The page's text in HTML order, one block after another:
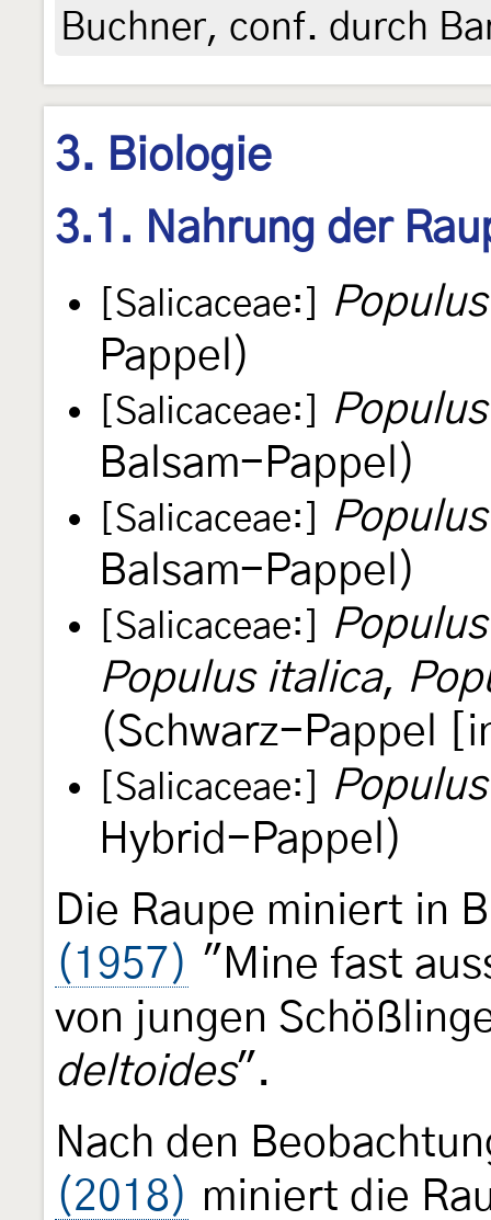
Buchner, conf. durch
3. Biologie
3.1. Nahrung der
[Salicaceae:]
Pappel)
[Salicaceae:]
Balsam-Pappel)
[Salicaceae:]
Balsam-Pappel)
[Salicaceae:]
Populus italica,
(Schwarz-Pappel
[Salicaceae:]
Hybrid-Pappel)
Die Raupe miniert in
(1957) "Mine fast
von jungen
deltoides".
Nach den
(2018) miniert die